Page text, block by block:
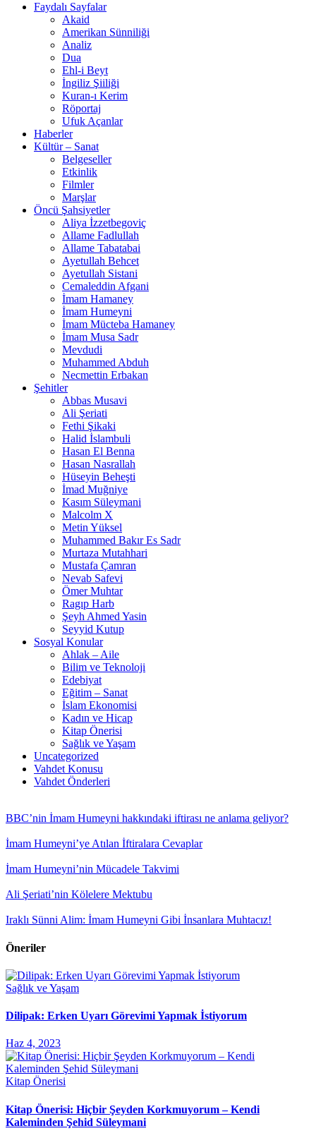
Faydalı Sayfalar
Akaid
Amerikan Sünniliği
Analiz
Dua
Ehl-i Beyt
İngiliz Şiiliği
Kuran-ı Kerim
Röportaj
Ufuk Açanlar
Haberler
Kültür – Sanat
Belgeseller
Etkinlik
Filmler
Marşlar
Öncü Şahsiyetler
Aliya İzzetbegoviç
Allame Fadlullah
Allame Tabatabai
Ayetullah Behcet
Ayetullah Sistani
Cemaleddin Afgani
İmam Hamaney
İmam Humeyni
İmam Mücteba Hamaney
İmam Musa Sadr
Mevdudi
Muhammed Abduh
Necmettin Erbakan
Şehitler
Abbas Musavi
Ali Şeriati
Fethi Şikaki
Halid İslambuli
Hasan El Benna
Hasan Nasrallah
Hüseyin Beheşti
İmad Muğniye
Kasım Süleymani
Malcolm X
Metin Yüksel
Muhammed Bakır Es Sadr
Murtaza Mutahhari
Mustafa Çamran
Nevab Safevi
Ömer Muhtar
Ragıp Harb
Şeyh Ahmed Yasin
Seyyid Kutup
Sosyal Konular
Ahlak – Aile
Bilim ve Teknoloji
Edebiyat
Eğitim – Sanat
İslam Ekonomisi
Kadın ve Hicap
Kitap Önerisi
Sağlık ve Yaşam
Uncategorized
Vahdet Konusu
Vahdet Önderleri
BBC’nin İmam Humeyni hakkındaki iftirası ne anlama geliyor?
İmam Humeyni’ye Atılan İftiralara Cevaplar
İmam Humeyni’nin Mücadele Takvimi
Ali Şeriati’nin Kölelere Mektubu
Iraklı Sünni Alim: İmam Humeyni Gibi İnsanlara Muhtacız!
Öneriler
Sağlık ve Yaşam
Dilipak: Erken Uyarı Görevimi Yapmak İstiyorum
Haz 4, 2023
Kitap Önerisi
Kitap Önerisi: Hiçbir Şeyden Korkmuyorum – Kendi
Kaleminden Şehid Süleymani